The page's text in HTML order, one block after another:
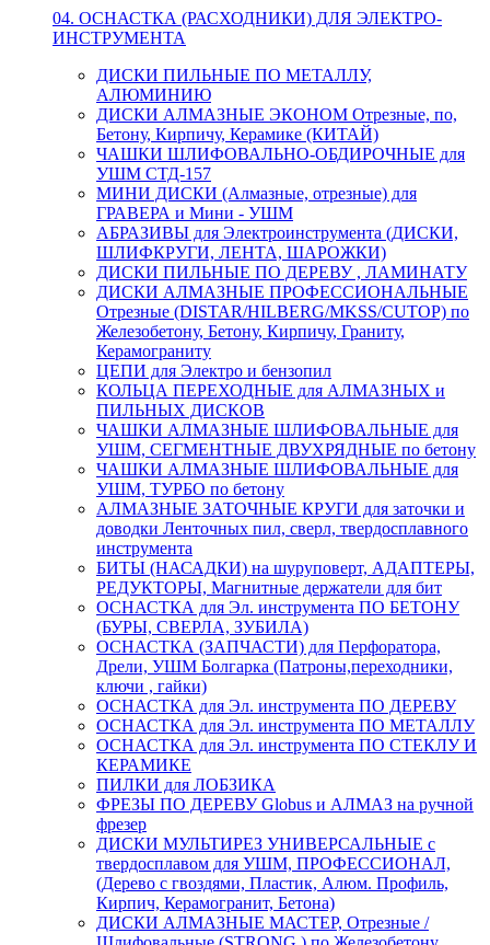
04. ОСНАСТКА (РАСХОДНИКИ) ДЛЯ ЭЛЕКТРО-
ИНСТРУМЕНТА
ДИСКИ ПИЛЬНЫЕ ПО МЕТАЛЛУ,
АЛЮМИНИЮ
ДИСКИ АЛМАЗНЫЕ ЭКОНОМ Отрезные, по,
Бетону, Кирпичу, Керамике (КИТАЙ)
ЧАШКИ ШЛИФОВАЛЬНО-ОБДИРОЧНЫЕ для
УШМ СТД-157
МИНИ ДИСКИ (Алмазные, отрезные) для
ГРАВЕРА и Мини - УШМ
АБРАЗИВЫ для Электроинструмента (ДИСКИ,
ШЛИФКРУГИ, ЛЕНТА, ШАРОЖКИ)
ДИСКИ ПИЛЬНЫЕ ПО ДЕРЕВУ , ЛАМИНАТУ
ДИСКИ АЛМАЗНЫЕ ПРОФЕССИОНАЛЬНЫЕ
Отрезные (DISTAR/HILBERG/MKSS/CUTOP) по
Железобетону, Бетону, Кирпичу, Граниту,
Керамограниту
ЦЕПИ для Электро и бензопил
КОЛЬЦА ПЕРЕХОДНЫЕ для АЛМАЗНЫХ и
ПИЛЬНЫХ ДИСКОВ
ЧАШКИ АЛМАЗНЫЕ ШЛИФОВАЛЬНЫЕ для
УШМ, СЕГМЕНТНЫЕ ДВУХРЯДНЫЕ по бетону
ЧАШКИ АЛМАЗНЫЕ ШЛИФОВАЛЬНЫЕ для
УШМ, ТУРБО по бетону
АЛМАЗНЫЕ ЗАТОЧНЫЕ КРУГИ для заточки и
доводки Ленточных пил, сверл, твердосплавного
инструмента
БИТЫ (НАСАДКИ) на шуруповерт, АДАПТЕРЫ,
РЕДУКТОРЫ, Магнитные держатели для бит
ОСНАСТКА для Эл. инструмента ПО БЕТОНУ
(БУРЫ, СВЕРЛА, ЗУБИЛА)
ОСНАСТКА (ЗАПЧАСТИ) для Перфоратора,
Дрели, УШМ Болгарка (Патроны,переходники,
ключи , гайки)
ОСНАСТКА для Эл. инструмента ПО ДЕРЕВУ
ОСНАСТКА для Эл. инструмента ПО МЕТАЛЛУ
ОСНАСТКА для Эл. инструмента ПО СТЕКЛУ И
КЕРАМИКЕ
ПИЛКИ для ЛОБЗИКА
ФРЕЗЫ ПО ДЕРЕВУ Globus и АЛМАЗ на ручной
фрезер
ДИСКИ МУЛЬТИРЕЗ УНИВЕРСАЛЬНЫЕ с
твердосплавом для УШМ, ПРОФЕССИОНАЛ,
(Дерево с гвоздями, Пластик, Алюм. Профиль,
Кирпич, Керамогранит, Бетона)
ДИСКИ АЛМАЗНЫЕ МАСТЕР, Отрезные /